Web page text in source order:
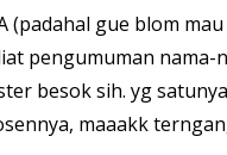
gue blom
pengumuman nama-
besok sih. yg
maaakk